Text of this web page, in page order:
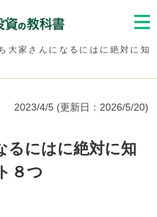
大家さんになるにはに絶対に知
2023/4/5 (更新日： 2026/5/20)
るにはに絶対に知
８つ